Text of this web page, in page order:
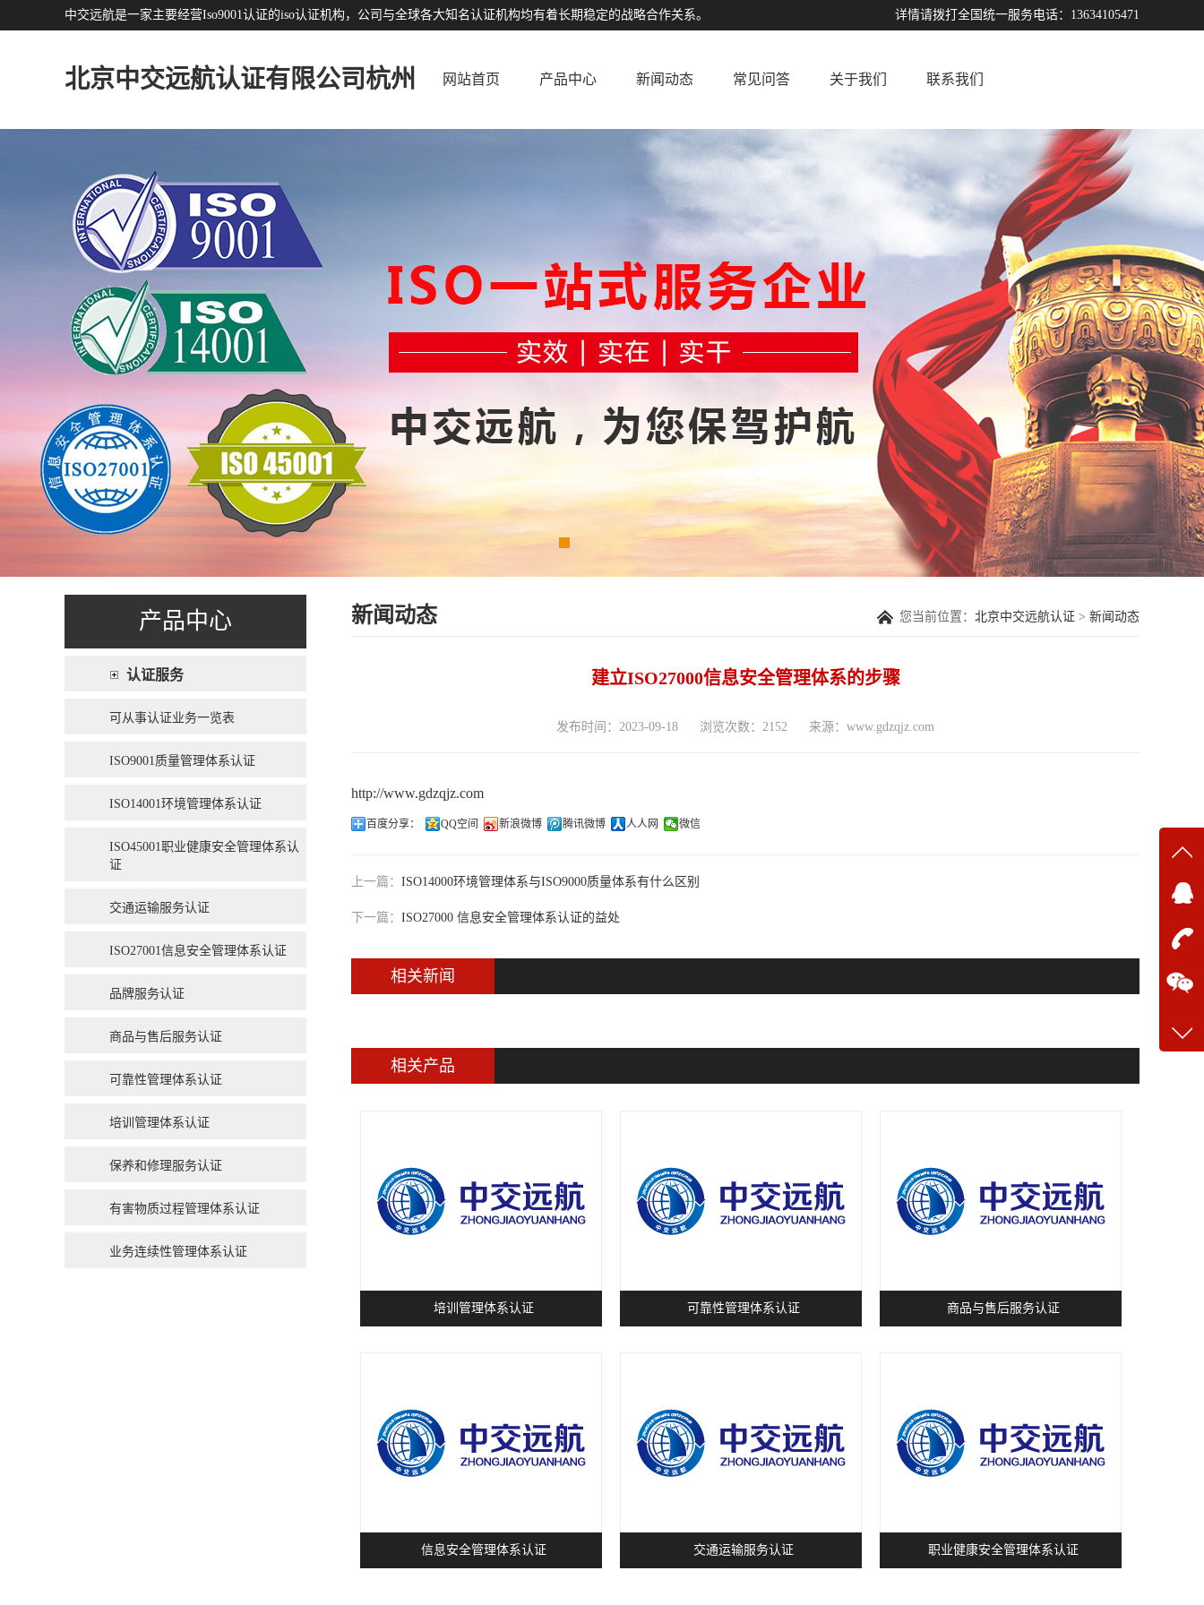
中交远航是一家主要经营Iso9001认证的iso认证机构，公司与全球各大知名认证机构均有着长期稳定的战略合作关系。 详情请拨打全国统一服务电话：13634105471
北京中交远航认证有限公司杭州
分公司
网站首页 产品中心 新闻动态 常见问答 关于我们 联系我们
产品中心
认证服务
可从事认证业务一览表
ISO9001质量管理体系认证
ISO14001环境管理体系认证
ISO45001职业健康安全管理体系认
证
交通运输服务认证
ISO27001信息安全管理体系认证
品牌服务认证
商品与售后服务认证
可靠性管理体系认证
培训管理体系认证
保养和修理服务认证
有害物质过程管理体系认证
业务连续性管理体系认证
新闻动态 您当前位置： 北京中交远航认证 > 新闻动态
建立ISO27000信息安全管理体系的步骤
发布时间：2023-09-18 浏览次数：2152 来源：www.gdzqjz.com
http://www.gdzqjz.com
百度分享： QQ空间 新浪微博 腾讯微博 人人网 微信
上一篇： ISO14000环境管理体系与ISO9000质量体系有什么区别
下一篇： ISO27000 信息安全管理体系认证的益处
相关新闻
相关产品
培训管理体系认证 可靠性管理体系认证 商品与售后服务认证
信息安全管理体系认证 交通运输服务认证 职业健康安全管理体系认证
在线
在
咨询
客服